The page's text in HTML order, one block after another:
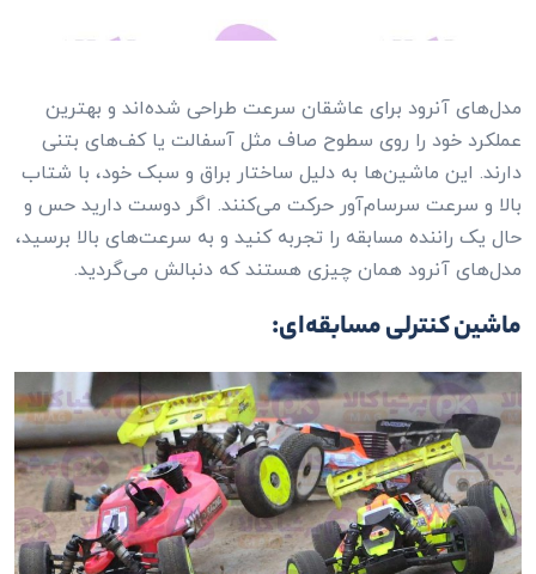
مدل‌های آنرود برای عاشقان سرعت طراحی شده‌اند و بهترین
عملکرد خود را روی سطوح صاف مثل آسفالت یا کف‌های بتنی
دارند. این ماشین‌ها به دلیل ساختار براق و سبک خود، با شتاب
بالا و سرعت سرسام‌آور حرکت می‌کنند. اگر دوست دارید حس و
حال یک راننده مسابقه را تجربه کنید و به سرعت‌های بالا برسید،
مدل‌های آنرود همان چیزی هستند که دنبالش می‌گردید.
ماشین کنترلی مسابقه‌ای: